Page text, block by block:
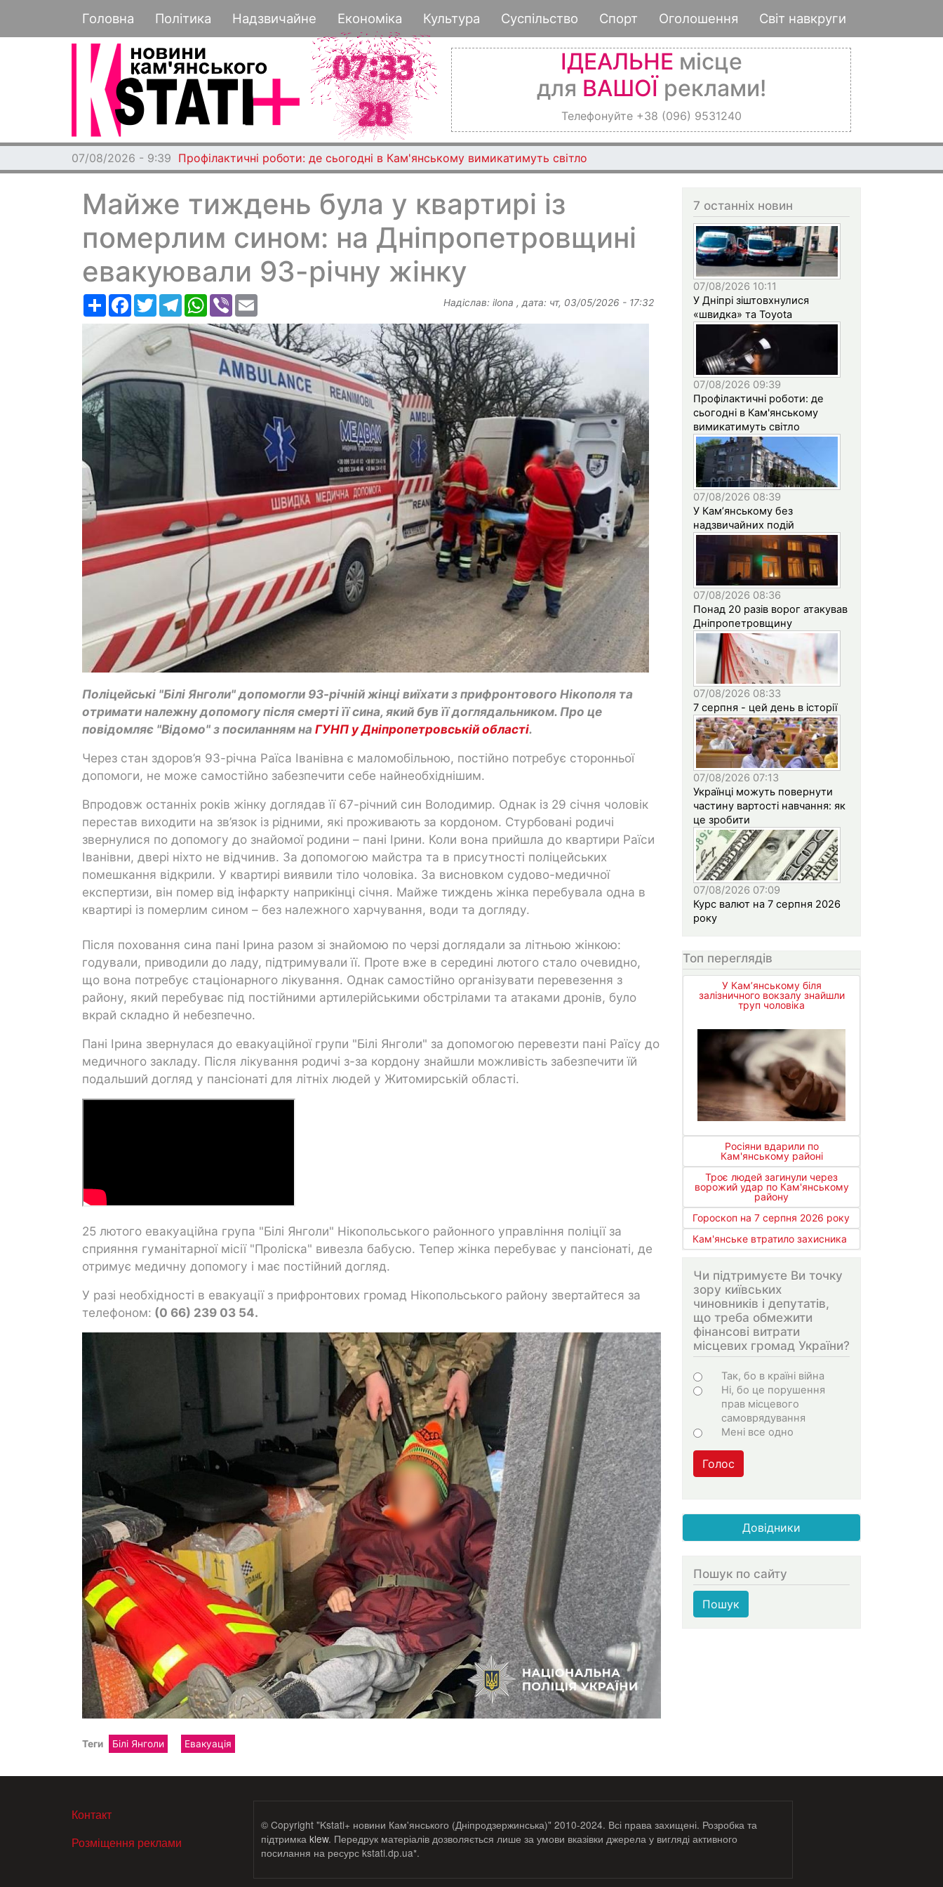
до
основного
Основная навигация
Головна Політика Надзвичайне Економіка Культура Суспільство Спорт Оголошення Світ навкруги
ІДЕАЛЬНЕ місце
для ВАШОЇ реклами!
Телефонуйте +38 (096) 9531240
07/08/2026 - 9:39 Профілактичні роботи: де сьогодні в Кам'янському вимикатимуть світло
Майже тиждень була у квартирі із
померлим сином: на Дніпропетровщині
евакуювали 93-річну жінку
РесурсFacebook
TwitterTelegramWhatsApp
Viber Надіслав: ilona , дата: чт, 03/05/2026 - 17:32
Поліцейські "Білі Янголи" допомогли 93-річній жінці виїхати з прифронтового Нікополя та
отримати належну допомогу після смерті її сина, який був її доглядальником. Про це
повідомляє "Відомо" з посиланням наГУНП у Дніпропетровській області.
Через стан здоров’я 93-річна Раїса Іванівна є маломобільною, постійно потребує сторонньої
допомоги, не може самостійно забезпечити себе найнеобхіднішим.
Впродовж останніх років жінку доглядав її 67-річний син Володимир. Однак із 29 січня чоловік
перестав виходити на зв’язок із рідними, які проживають за кордоном. Стурбовані родичі
звернулися по допомогу до знайомої родини – пані Ірини. Коли вона прийшла до квартири Раїси
Іванівни, двері ніхто не відчинив. За допомогою майстра та в присутності поліцейських
помешкання відкрили. У квартирі виявили тіло чоловіка. За висновком судово-медичної
експертизи, він помер від інфаркту наприкінці січня. Майже тиждень жінка перебувала одна в
квартирі із померлим сином – без належного харчування, води та догляду.
Після поховання сина пані Ірина разом зі знайомою по черзі доглядали за літньою жінкою:
годували, приводили до ладу, підтримували її. Проте вже в середині лютого стало очевидно,
що вона потребує стаціонарного лікування. Однак самостійно організувати перевезення з
району, який перебуває під постійними артилерійськими обстрілами та атаками дронів, було
вкрай складно й небезпечно.
Пані Ірина звернулася до евакуаційної групи "Білі Янголи" за допомогою перевезти пані Раїсу до
медичного закладу. Після лікування родичі з-за кордону знайшли можливість забезпечити їй
подальший догляд у пансіонаті для літніх людей у Житомирській області.
25 лютого евакуаційна група "Білі Янголи" Нікопольського районного управління поліції за
сприяння гуманітарної місії "Проліска" вивезла бабусю. Тепер жінка перебуває у пансіонаті, де
отримує медичну допомогу і має постійний догляд.
У разі необхідності в евакуації з прифронтових громад Нікопольського району звертайтеся за
телефоном: (0 66) 239 03 54.
Теги Білі Янголи Евакуація
7 останніх новин
07/08/2026 10:11
У Дніпрі зіштовхнулися
«швидка» та Toyota
07/08/2026 09:39
Профілактичні роботи: де
сьогодні в Кам'янському
вимикатимуть світло
07/08/2026 08:39
У Кам’янському без
надзвичайних подій
07/08/2026 08:36
Понад 20 разів ворог атакував
Дніпропетровщину
07/08/2026 08:33
7 серпня - цей день в історії
07/08/2026 07:13
Українці можуть повернути
частину вартості навчання: як
це зробити
07/08/2026 07:09
Курс валют на 7 серпня 2026
року
Топ переглядів
У Кам’янському біля
залізничного вокзалу знайшли
труп чоловіка
Росіяни вдарили по
Кам'янському районі
Троє людей загинули через
ворожий удар по Кам'янському
району
Гороскоп на 7 серпня 2026 року
Кам'янське втратило захисника
Чи підтримуєте Ви точку
зору київських
чиновників і депутатів,
що треба обмежити
фінансові витрати
місцевих громад України?
Варіанти
Так, бо в країні війна
Ні, бо це порушення
прав місцевого
самоврядування
Мені все одно
Голос
Довідники
Пошук по сайту
Пошук
МЕНЮ В ПОДВАЛЕ
Контакт
Розміщення реклами
© Copyright "Kstati+ новини Кам'янського (Дніпродзержинська)" 2010-2024. Всі права захищені. Розробка та
підтримка klew. Передрук матеріалів дозволяється лише за умови вказівки джерела у вигляді активного
посилання на ресурс kstati.dp.ua*.